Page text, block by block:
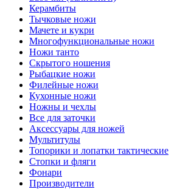
Керамбиты
Тычковые ножи
Мачете и кукри
Многофункциональные ножи
Ножи танто
Скрытого ношения
Рыбацкие ножи
Филейные ножи
Кухонные ножи
Ножны и чехлы
Все для заточки
Аксессуары для ножей
Мультитулы
Топорики и лопатки тактические
Стопки и фляги
Фонари
Производители